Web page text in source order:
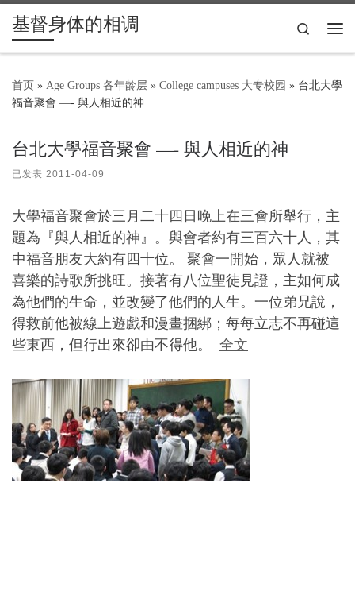
Skip to content
基督身体的相调
Search
首页 » Age Groups 各年龄层 » College campuses 大专校园 » 台北大學
福音聚會 —- 與人相近的神
台北大學福音聚會 —- 與人相近的神
已发表 2011-04-09
大學福音聚會於三月二十四日晚上在三會所舉行，主
題為『與人相近的神』。與會者約有三百六十人，其
中福音朋友大約有四十位。 聚會一開始，眾人就被
喜樂的詩歌所挑旺。接著有八位聖徒見證，主如何成
為他們的生命，並改變了他們的人生。一位弟兄說，
得救前他被線上遊戲和漫畫捆綁；每每立志不再碰這
些東西，但行出來卻由不得他。 全文